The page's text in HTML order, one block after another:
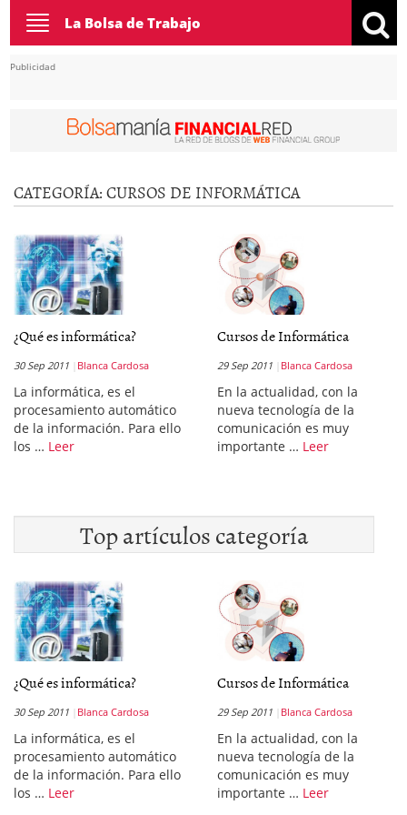
Toggle
navigation
La Bolsa de Trabajo
Publicidad
CATEGORÍA:CURSOS DE INFORMÁTICA
¿Qué es informática?
30 Sep 2011 Blanca Cardosa
La informática, es el
procesamiento automático
de la información. Para ello
los … Leer
Cursos de Informática
29 Sep 2011 Blanca Cardosa
En la actualidad, con la
nueva tecnología de la
comunicación es muy
importante … Leer
Top artículos categoría
¿Qué es informática?
30 Sep 2011 Blanca Cardosa
La informática, es el
procesamiento automático
de la información. Para ello
los … Leer
Cursos de Informática
29 Sep 2011 Blanca Cardosa
En la actualidad, con la
nueva tecnología de la
comunicación es muy
importante … Leer